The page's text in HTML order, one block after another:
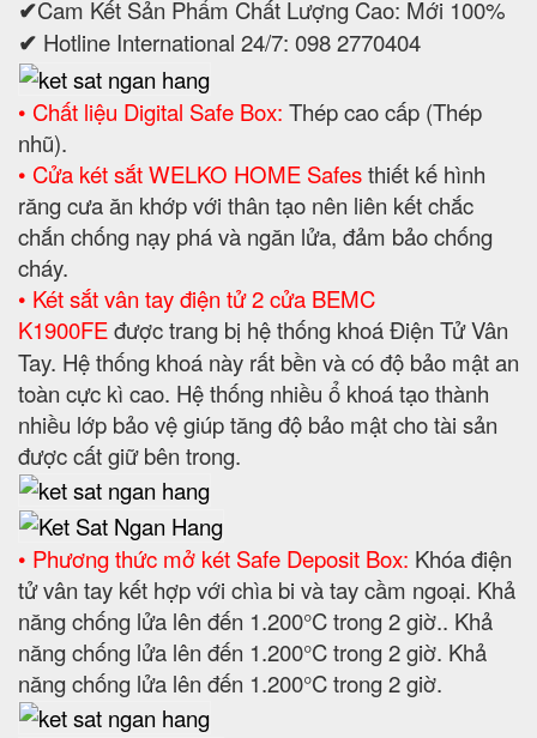
✔Cam Kết Sản Phẩm Chất Lượng Cao: Mới 100%
✔ Hotline International 24/7: 098 2770404
• Chất liệu Digital Safe Box: Thép cao cấp (Thép
nhũ).
• Cửa két sắt WELKO HOME Safesthiết kế hình
răng cưa ăn khớp với thân tạo nên liên kết chắc
chắn chống nạy phá và ngăn lửa, đảm bảo chống
cháy.
• Két sắt vân tay điện tử 2 cửa BEMC
K1900FEđược trang bị hệ thống khoá Điện Tử Vân
Tay. Hệ thống khoá này rất bền và có độ bảo mật an
toàn cực kì cao. Hệ thống nhiều ổ khoá tạo thành
nhiều lớp bảo vệ giúp tăng độ bảo mật cho tài sản
được cất giữ bên trong.
• Phương thức mở két Safe Deposit Box: Khóa điện
tử vân tay kết hợp với chìa bi và tay cầm ngoại. Khả
năng chống lửa lên đến 1.200°C trong 2 giờ.. Khả
năng chống lửa lên đến 1.200°C trong 2 giờ. Khả
năng chống lửa lên đến 1.200°C trong 2 giờ.